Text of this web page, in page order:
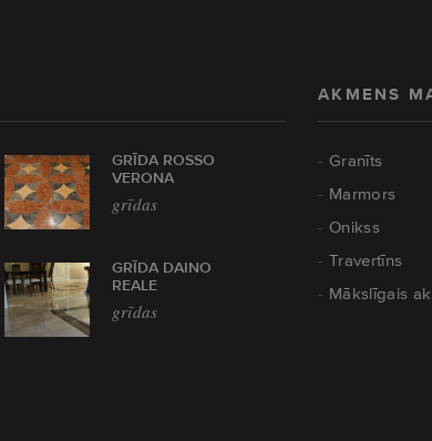
GRĪDA ROSSO
VERONA
grīdas
GRĪDA DAINO
REALE
grīdas
AKMENS
Granīts
Marmors
Onikss
Travertīns
Mākslīgais